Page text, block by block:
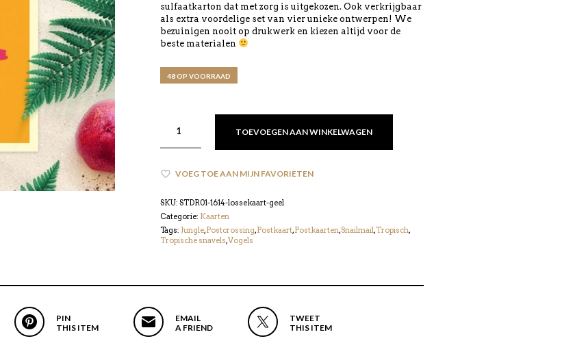
sulfaatkarton dat met zorg is uitgekozen. Ook verkrijgbaar
als extra voordelige set van vier unieke ontwerpen! We
bezuinigen nooit op drukwerk en kiezen altijd voor de
beste materialen
48 OP VOORRAAD
TOEVOEGEN AAN WINKELWAGEN
VOEG TOE AAN MIJN FAVORIETEN
SKU: STDR01-1614-lossekaart-geel
Categorie: Kaarten
Tags: Jungle,Postcrossing,Postkaart,Postkaarten,Snailmail,Tropisch,
Tropische snavels,Vogels
PIN
THIS ITEM
EMAIL
A FRIEND
TWEET
THIS ITEM